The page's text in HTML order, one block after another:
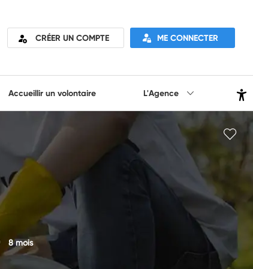
CRÉER UN COMPTE ME CONNECTER
Accueillir un volontaire L'Agence
8 mois